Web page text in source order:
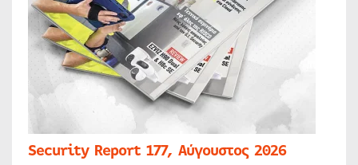
Security Report 177, Αύγουστος 2026